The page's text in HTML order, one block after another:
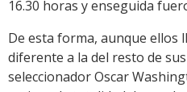
16.30 horas y enseguida
De esta forma, aunque ellos
diferente a la del resto de
seleccionador Oscar